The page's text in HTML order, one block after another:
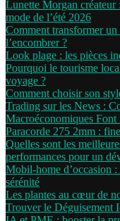
Lunette Morgan créateur
mode de l’été 2026
Comment transformer un
l’encombrer ?
Look plage : les pièces
Pourquoi le tourisme
voyage ?
Comment choisir son
Trading sur les News :
Macroéconomiques Font
Paracorde 275 2mm :
Quelles sont les
performances pour un
Mobil-home d’occasion
sérénité
Les plantes au cœur de
Trouver le Déguisement